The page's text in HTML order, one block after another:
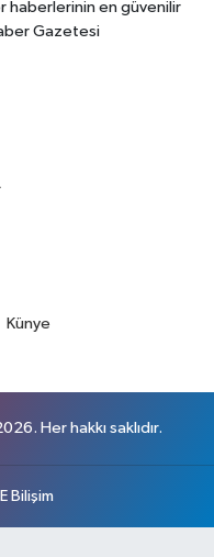
haberlerinin en güvenilir
Gazetesi
Künye
Her hakkı saklıdır.
Bilişim